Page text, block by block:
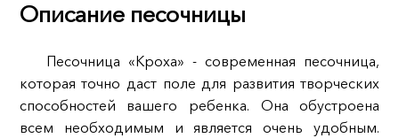
Описание песочницы
Песочница «Кроха» - современная песочница,
которая точно даст поле для развития творческих
способностей вашего ребенка. Она обустроена
всем необходимым и является очень удобным.